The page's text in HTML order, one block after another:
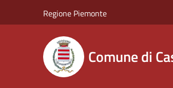
Regione Piemonte
Comune di